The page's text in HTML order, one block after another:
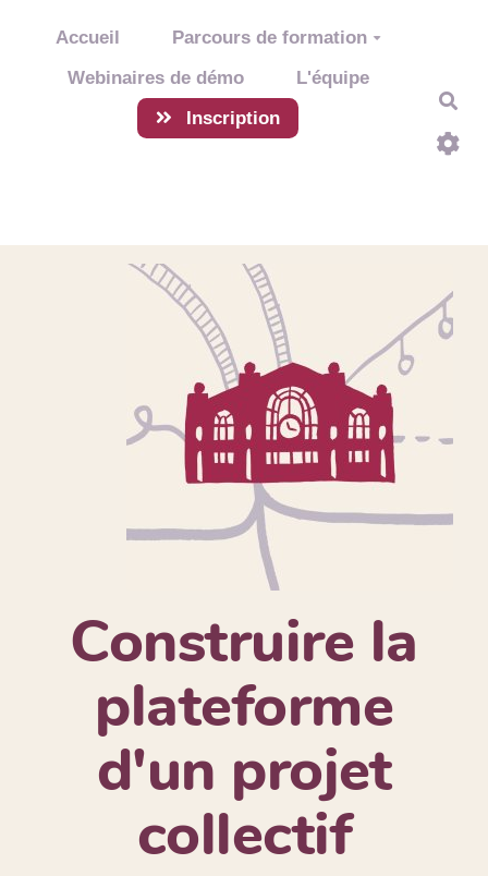
Aller au contenu principal
Accueil
Parcours de formation
Webinaires de démo
L'équipe
Inscription
Construire la
plateforme
d'un projet
collectif